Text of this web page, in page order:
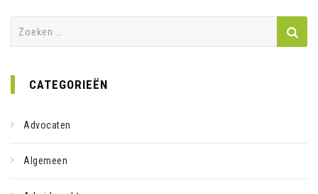
CATEGORIEËN
Advocaten
Algemeen